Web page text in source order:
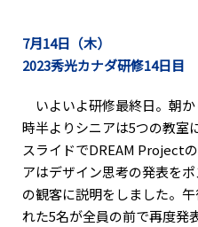
7月14日（木）
2023秀光カナダ研修14日目
いよいよ研修最終日。朝
時半よりシニアは5つの教室
スライドでDREAM Project
アはデザイン思考の発表を
の観客に説明をしました。
れた5名が全員の前で再度発